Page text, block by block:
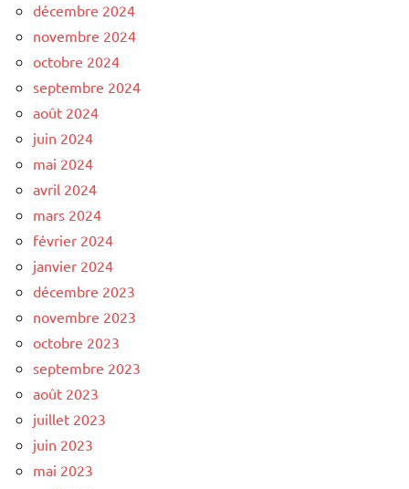
décembre 2024
novembre 2024
octobre 2024
septembre 2024
août 2024
juin 2024
mai 2024
avril 2024
mars 2024
février 2024
janvier 2024
décembre 2023
novembre 2023
octobre 2023
septembre 2023
août 2023
juillet 2023
juin 2023
mai 2023